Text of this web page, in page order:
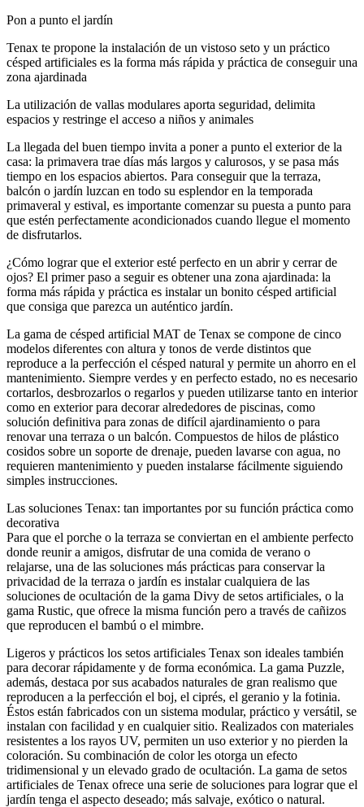
Pon a punto el jardín
Tenax te propone la instalación de un vistoso seto y un práctico
césped artificiales es la forma más rápida y práctica de conseguir una
zona ajardinada
La utilización de vallas modulares aporta seguridad, delimita
espacios y restringe el acceso a niños y animales
La llegada del buen tiempo invita a poner a punto el exterior de la
casa: la primavera trae días más largos y calurosos, y se pasa más
tiempo en los espacios abiertos. Para conseguir que la terraza,
balcón o jardín luzcan en todo su esplendor en la temporada
primaveral y estival, es importante comenzar su puesta a punto para
que estén perfectamente acondicionados cuando llegue el momento
de disfrutarlos.
¿Cómo lograr que el exterior esté perfecto en un abrir y cerrar de
ojos? El primer paso a seguir es obtener una zona ajardinada: la
forma más rápida y práctica es instalar un bonito césped artificial
que consiga que parezca un auténtico jardín.
La gama de césped artificial MAT de Tenax se compone de cinco
modelos diferentes con altura y tonos de verde distintos que
reproduce a la perfección el césped natural y permite un ahorro en el
mantenimiento. Siempre verdes y en perfecto estado, no es necesario
cortarlos, desbrozarlos o regarlos y pueden utilizarse tanto en interior
como en exterior para decorar alrededores de piscinas, como
solución definitiva para zonas de difícil ajardinamiento o para
renovar una terraza o un balcón. Compuestos de hilos de plástico
cosidos sobre un soporte de drenaje, pueden lavarse con agua, no
requieren mantenimiento y pueden instalarse fácilmente siguiendo
simples instrucciones.
Las soluciones Tenax: tan importantes por su función práctica como
decorativa
Para que el porche o la terraza se conviertan en el ambiente perfecto
donde reunir a amigos, disfrutar de una comida de verano o
relajarse, una de las soluciones más prácticas para conservar la
privacidad de la terraza o jardín es instalar cualquiera de las
soluciones de ocultación de la gama Divy de setos artificiales, o la
gama Rustic, que ofrece la misma función pero a través de cañizos
que reproducen el bambú o el mimbre.
Ligeros y prácticos los setos artificiales Tenax son ideales también
para decorar rápidamente y de forma económica. La gama Puzzle,
además, destaca por sus acabados naturales de gran realismo que
reproducen a la perfección el boj, el ciprés, el geranio y la fotinia.
Éstos están fabricados con un sistema modular, práctico y versátil, se
instalan con facilidad y en cualquier sitio. Realizados con materiales
resistentes a los rayos UV, permiten un uso exterior y no pierden la
coloración. Su combinación de color les otorga un efecto
tridimensional y un elevado grado de ocultación. La gama de setos
artificiales de Tenax ofrece una serie de soluciones para lograr que el
jardín tenga el aspecto deseado; más salvaje, exótico o natural.